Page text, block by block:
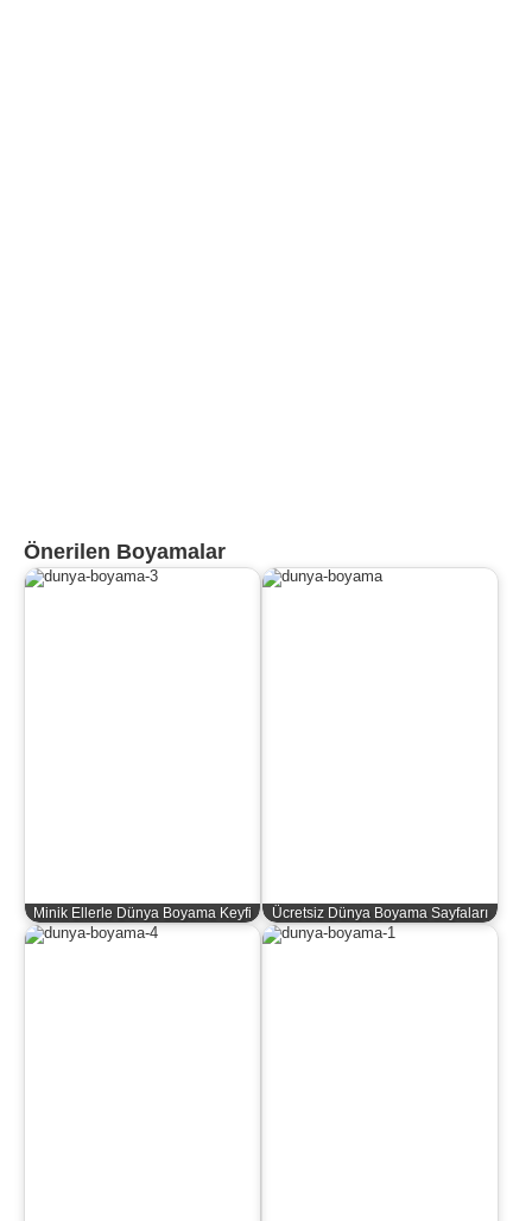
Önerilen Boyamalar
Minik Ellerle Dünya Boyama Keyfi Ücretsiz Dünya Boyama Sayfaları